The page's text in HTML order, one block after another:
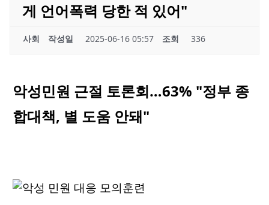
게 언어폭력 당한 적 있어"
사회 작성일 2025-06-16 05:57 조회 336
악성민원 근절 토론회…63% "정부 종
합대책, 별 도움 안돼"